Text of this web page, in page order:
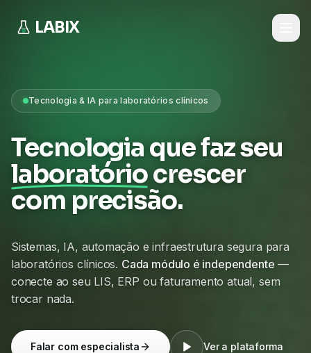
LABIX
Tecnologia & IA para laboratórios clínicos
Tecnologia que faz seu
laboratóriocrescer
com precisão.
Sistemas, IA, automação e infraestrutura segura para
laboratórios clínicos. Cada módulo é independente —
conecte ao seu LIS, ERP ou faturamento atual, sem
trocar nada.
Falar com especialista Ver a plataforma